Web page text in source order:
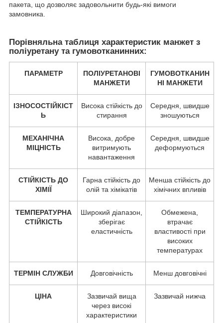
пакета, що дозволяє задовольнити будь-які вимоги
замовника.
Порівняльна таблиця характеристик манжет з
поліуретану та гумовотканинних:
ПАРАМЕТР
ПОЛІУРЕТАНОВІ
МАНЖЕТИ
ГУМОВОТКАНИН
НІ МАНЖЕТИ
ІЗНОСОСТІЙКІСТ
Ь
Висока стійкість до
стирання
Середня, швидше
зношуються
МЕХАНІЧНА
МІЦНІСТЬ
Висока, добре
витримують
навантаження
Середня, швидше
деформуються
СТІЙКІСТЬ ДО
ХІМІЇ
Гарна стійкість до
олій та хімікатів
Менша стійкість до
хімічних впливів
ТЕМПЕРАТУРНА
СТІЙКІСТЬ
Широкий діапазон,
зберігає
еластичність
Обмежена,
втрачає
властивості при
високих
температурах
ТЕРМІН СЛУЖБИ Довговічність Менш довговічні
ЦІНА
Зазвичай вища
через високі
характеристики
Зазвичай нижча